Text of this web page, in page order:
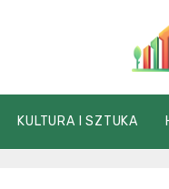
KULTURA I SZTUKA